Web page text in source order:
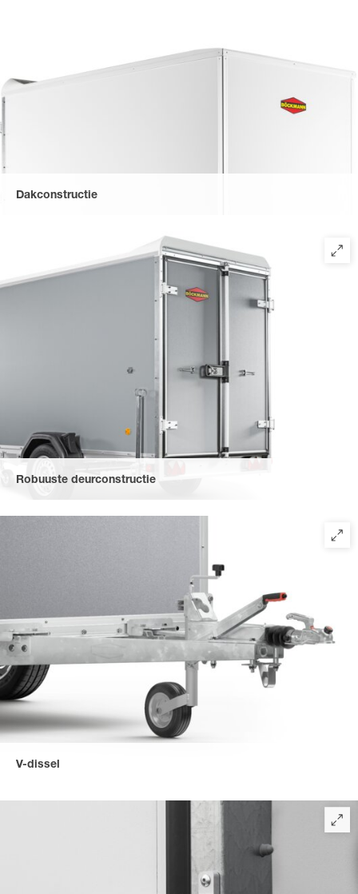
Dakconstructie
inclusief regengoot boven de deur.
Robuuste deurconstructie
model) en extra versteviging aan de binnenzijde. De deur wordt
draaistangsluiting met kunststof handgreep en kan worden
vastgezet met een aanslag aan de zijkant van de gesloten
aanhangwagen. Rubberen afdichting met dubbele rubberen lip
beschermt tegen vocht.
V-dissel
onderhouden is - voor een lange levensduur van uw trailer.
(Standaarduitrusting van model 3015).